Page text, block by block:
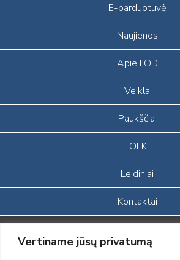
Vertiname jūsų privatumą
E-parduotuvė
Naujienos
Apie LOD
Veikla
Paukščiai
LOFK
Leidiniai
Kontaktai
Portalas sukurtas įgyvendinant Lietuvos
ekonominės erdvės ir Norvegijos finansinių